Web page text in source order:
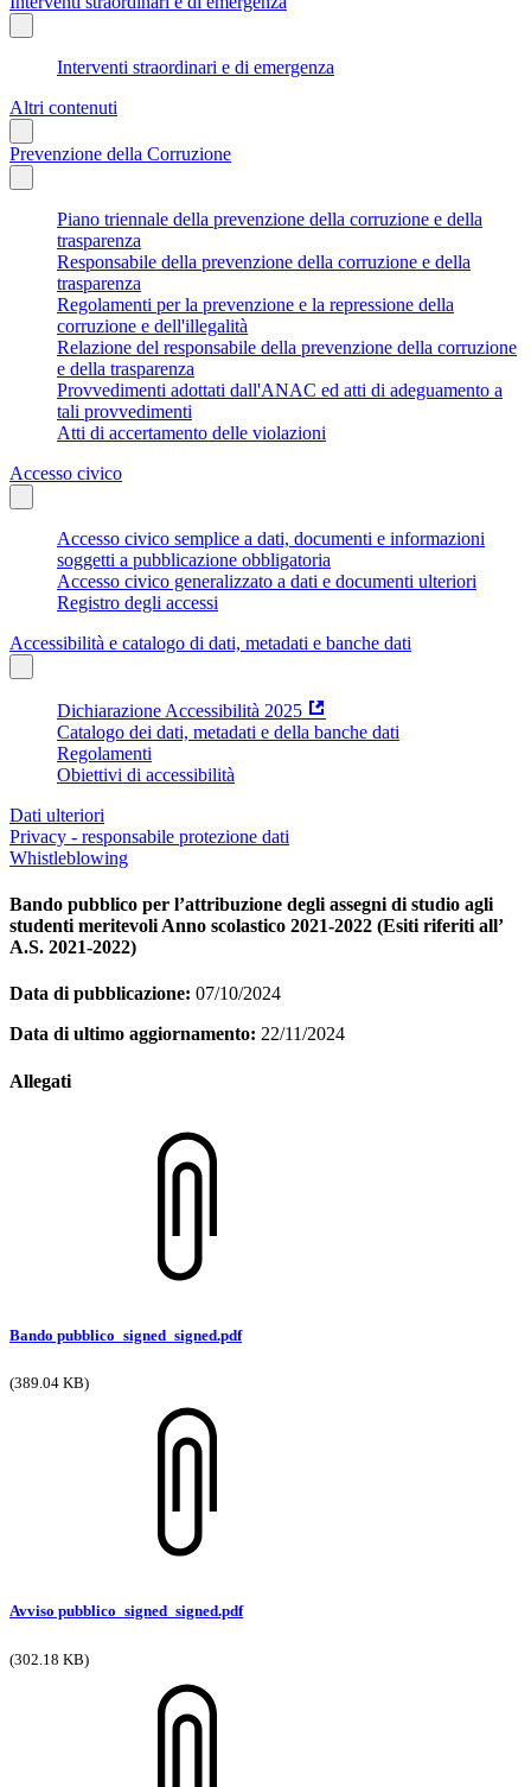
Interventi straordinari e di emergenza
Altri contenuti
Prevenzione della Corruzione
Piano triennale della prevenzione della corruzione e della
trasparenza
Responsabile della prevenzione della corruzione e della
trasparenza
Regolamenti per la prevenzione e la repressione della
corruzione e dell'illegalità
Relazione del responsabile della prevenzione della corruzione
e della trasparenza
Provvedimenti adottati dall'ANAC ed atti di adeguamento a
tali provvedimenti
Atti di accertamento delle violazioni
Accesso civico
Accesso civico semplice a dati, documenti e informazioni
soggetti a pubblicazione obbligatoria
Accesso civico generalizzato a dati e documenti ulteriori
Registro degli accessi
Accessibilità e catalogo di dati, metadati e banche dati
Dichiarazione Accessibilità 2025
Catalogo dei dati, metadati e della banche dati
Regolamenti
Obiettivi di accessibilità
Dati ulteriori
Privacy - responsabile protezione dati
Whistleblowing
Bando pubblico per l’attribuzione degli assegni di studio agli
studenti meritevoli Anno scolastico 2021-2022 (Esiti riferiti all’
A.S. 2021-2022)
Data di pubblicazione: 07/10/2024
Data di ultimo aggiornamento: 22/11/2024
Allegati
Bando pubblico_signed_signed.pdf
(389.04 KB)
Avviso pubblico_signed_signed.pdf
(302.18 KB)